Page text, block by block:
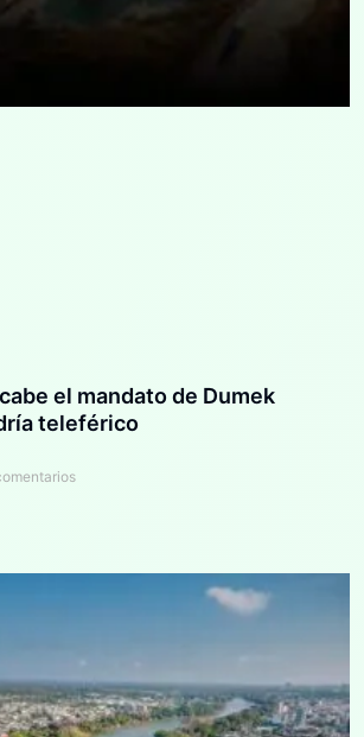
el mandato de Dumek
teleférico